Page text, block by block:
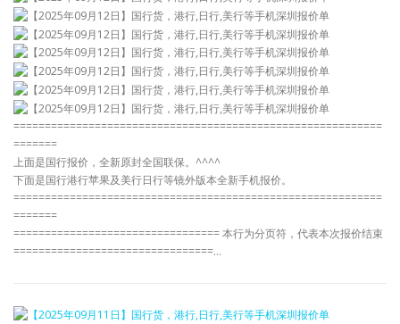
===========================================================
=======
上面是国行报价，全新原封全国联保。^^^^
下面是国行港行苹果及美行日行等镜外版本全新手机报价。
===========================================================
=======
================================= 本行为分页符，代表本次报价结束
================================…